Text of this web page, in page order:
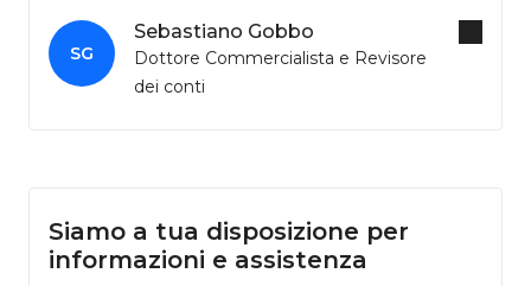
SG
Sebastiano Gobbo
Dottore Commercialista e Revisore
dei conti
Siamo a tua disposizione per
informazioni e assistenza